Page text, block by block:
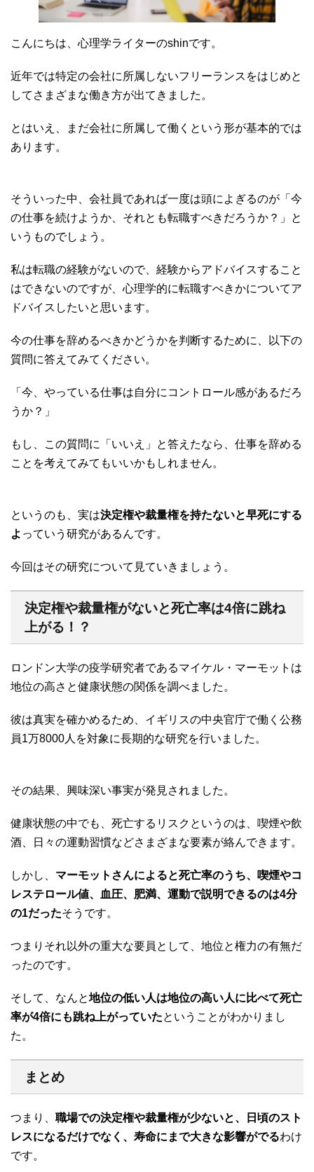
こんにちは、心理学ライターのshinです。
近年では特定の会社に所属しないフリーランスをはじめと
してさまざまな働き方が出てきました。
とはいえ、まだ会社に所属して働くという形が基本的では
あります。
そういった中、会社員であれば一度は頭によぎるのが「今
の仕事を続けようか、それとも転職すべきだろうか？」と
いうものでしょう。
私は転職の経験がないので、経験からアドバイスすること
はできないのですが、心理学的に転職すべきかについてア
ドバイスしたいと思います。
今の仕事を辞めるべきかどうかを判断するために、以下の
質問に答えてみてください。
「今、やっている仕事は自分にコントロール感があるだろ
うか？」
もし、この質問に「いいえ」と答えたなら、仕事を辞める
ことを考えてみてもいいかもしれません。
というのも、実は決定権や裁量権を持たないと早死にする
よ っていう研究があるんです。
今回はその研究について見ていきましょう。
決定権や裁量権がないと死亡率は4倍に跳ね
上がる！？
ロンドン大学の疫学研究者であるマイケル・マーモットは
地位の高さと健康状態の関係を調べました。
彼は真実を確かめるため、イギリスの中央官庁で働く公務
員1万8000人を対象に長期的な研究を行いました。
その結果、興味深い事実が発見されました。
健康状態の中でも、死亡するリスクというのは、喫煙や飲
酒、日々の運動習慣などさまざまな要素が絡んできます。
しかし、 マーモットさんによると死亡率のうち、喫煙やコ
レステロール値、血圧、肥満、運動で説明できるのは4分
の1だったそうです。
つまりそれ以外の重大な要員として、地位と権力の有無だ
ったのです。
そして、なんと地位の低い人は地位の高い人に比べて死亡
率が4倍にも跳ね上がっていたということがわかりまし
た。
まとめ
つまり、 職場での決定権や裁量権が少ないと、日頃のスト
レスになるだけでなく、寿命にまで大きな影響がでるわけ
です。